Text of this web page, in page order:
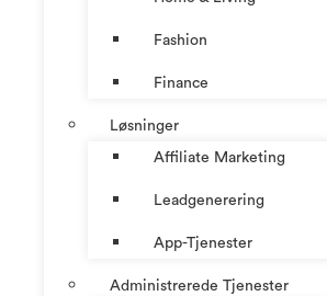
Fashion
Finance
Løsninger
Affiliate Marketing
Leadgenerering
App-Tjenester
Administrerede Tjenester